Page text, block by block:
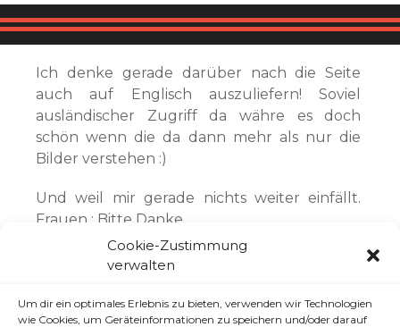
Cookie-Zustimmung
verwalten
Um dir ein optimales Erlebnis zu bieten, verwenden wir Technologien
wie Cookies, um Geräteinformationen zu speichern und/oder darauf
Ich denke gerade darüber nach die Seite
auch auf Englisch auszuliefern! Soviel
ausländischer Zugriff da währe es doch
schön wenn die da dann mehr als nur die
Bilder verstehen :)
Und weil mir gerade nichts weiter einfällt.
Frauen : Bitte Danke …